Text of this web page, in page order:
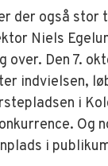
der også stor
Niels
over. Den 7.
indvielsen,
i
Og
i